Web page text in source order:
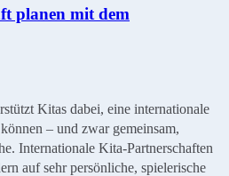
planen mit dem
Kitas dabei, eine internationale
– und zwar gemeinsam,
Internationale Kita-Partnerschaften
auf sehr persönliche, spielerische